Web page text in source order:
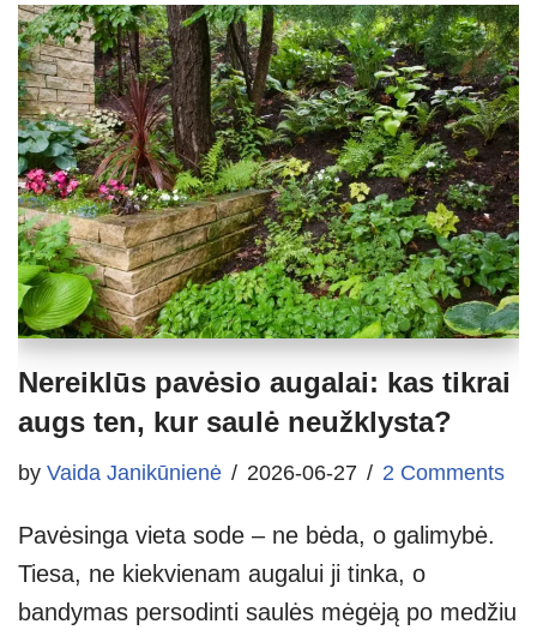
Nereiklūs pavėsio augalai: kas tikrai
augs ten, kur saulė neužklysta?
by Vaida Janikūnienė 2026-06-27 2 Comments
Pavėsinga vieta sode – ne bėda, o galimybė.
Tiesa, ne kiekvienam augalui ji tinka, o
bandymas persodinti saulės mėgėją po medžiu